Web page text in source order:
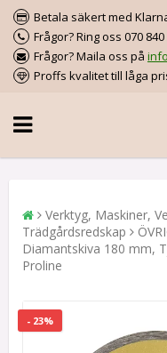
Betala säkert med
Frågor? Ring oss 070 840
Frågor? Maila oss på
Proffs kvalitet till låga
Verktyg, Maskiner,
Trädgårdsredskap
Diamantskiva 180 mm,
Proline
- 23%